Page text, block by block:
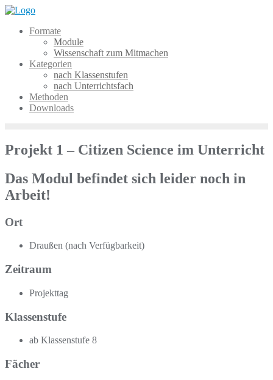
Skip
contentFormate
Module
Wissenschaft zum Mitmachen
Kategorien
nach Klassenstufen
nach Unterrichtsfach
Methoden
Downloads
Projekt 1 – Citizen Science im Unterricht
Das Modul befindet sich leider noch in
Arbeit!
Ort
Draußen (nach Verfügbarkeit)
Zeitraum
Projekttag
Klassenstufe
ab Klassenstufe 8
Fächer